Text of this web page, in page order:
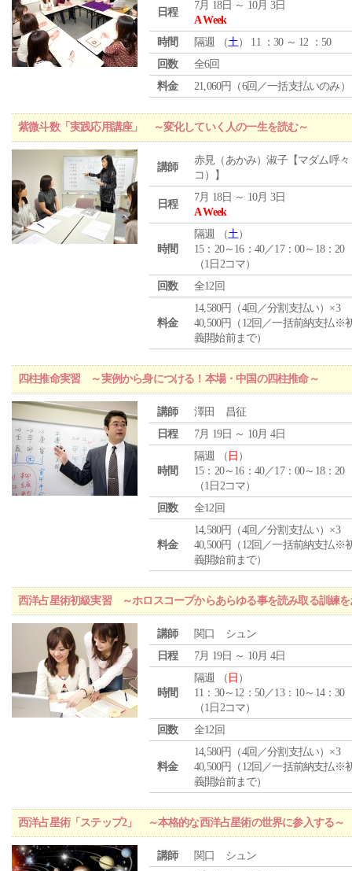
日程
7月 18日 ～ 10月 3日
A Week
時間
隔週 （土） 11 ：30 ～ 12 ：50
回数
全6回
料金
21,060円（6回／一括支払いのみ）
紫微斗数「実践応用講座」 ～変化していく人の一生を読む～
講師
赤見（あかみ）淑子【マダム呼々
コ）】
日程
7月 18日 ～ 10月 3日
A Week
時間
隔週 （土）
15：20～16：40／17：00～18：20
（1日2コマ）
回数
全12回
料金
14,580円（4回／分割支払い）×3
40,500円（12回／一括前納支払※
義開始前まで）
四柱推命実習 ～実例から身につける！本場・中国の四柱推命～
講師
澤田 昌征
日程
7月 19日 ～ 10月 4日
時間
隔週 （ 日 ）
15：20～16：40／17：00～18：20
（1日2コマ）
回数
全12回
料金
14,580円（4回／分割支払い）×3
40,500円（12回／一括前納支払※
義開始前まで）
西洋占星術初級実習 ～ホロスコープからあらゆる事を読み取る訓練を
講師
関口 シュン
日程
7月 19日 ～ 10月 4日
時間
隔週 （ 日 ）
11：30～12：50／13：10～14：30
（1日2コマ）
回数
全12回
料金
14,580円（4回／分割支払い）×3
40,500円（12回／一括前納支払※
義開始前まで）
西洋占星術「ステップ2」 ～本格的な西洋占星術の世界に参入する～
講師 関口 シュン